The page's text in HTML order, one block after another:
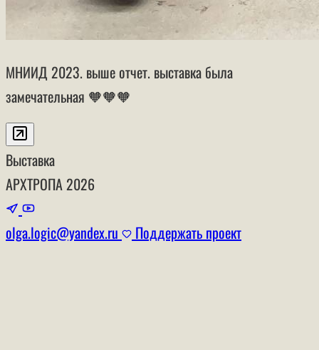
МНИИД 2023. выше отчет. выставка была
замечательная 🧡🧡🧡
Выставка
АРХТРОПА 2026
olga.logic@yandex.ru Поддержать проект